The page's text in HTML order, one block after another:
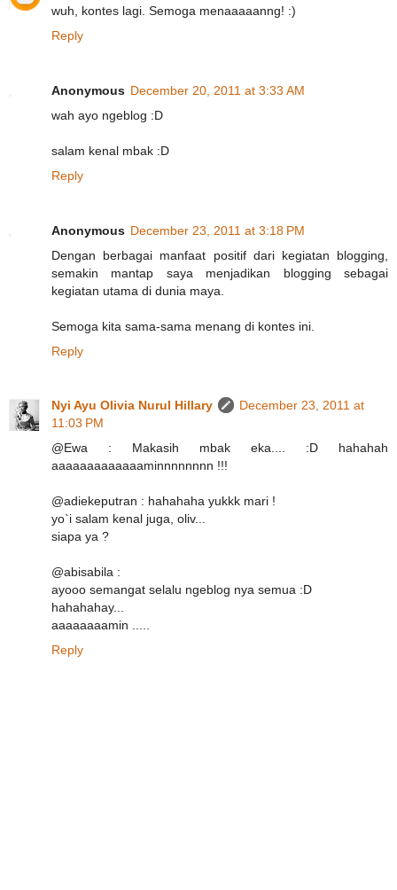
wuh, kontes lagi. Semoga menaaaaanng! :)
Reply
Anonymous December 20, 2011 at 3:33 AM
wah ayo ngeblog :D
salam kenal mbak :D
Reply
Anonymous December 23, 2011 at 3:18 PM
Dengan berbagai manfaat positif dari kegiatan blogging,
semakin mantap saya menjadikan blogging sebagai
kegiatan utama di dunia maya.
Semoga kita sama-sama menang di kontes ini.
Reply
Nyi Ayu Olivia Nurul Hillary
December 23, 2011 at
11:03 PM
@Ewa : Makasih mbak eka.... :D hahahah
aaaaaaaaaaaaaminnnnnnnn !!!
@adiekeputran : hahahaha yukkk mari !
yo`i salam kenal juga, oliv...
siapa ya ?
@abisabila :
ayooo semangat selalu ngeblog nya semua :D
hahahahay...
aaaaaaaamin .....
Reply